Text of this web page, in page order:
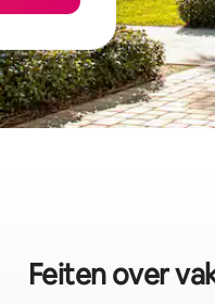
Feiten over